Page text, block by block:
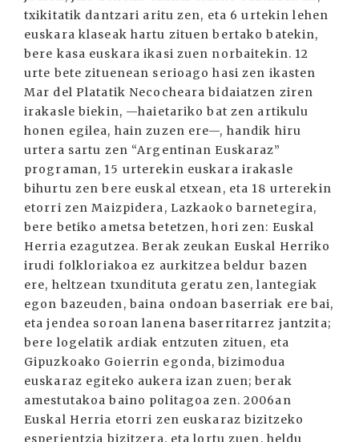
txikitatik dantzari aritu zen, eta 6 urtekin lehen
euskara klaseak hartu zituen bertako batekin,
bere kasa euskara ikasi zuen norbaitekin. 12
urte bete zituenean serioago hasi zen ikasten
Mar del Platatik Necocheara bidaiatzen ziren
irakasle biekin, —haietariko bat zen artikulu
honen egilea, hain zuzen ere—, handik hiru
urtera sartu zen “Argentinan Euskaraz”
programan, 15 urterekin euskara irakasle
bihurtu zen bere euskal etxean, eta 18 urterekin
etorri zen Maizpidera, Lazkaoko barnetegira,
bere betiko ametsa betetzen, hori zen: Euskal
Herria ezagutzea. Berak zeukan Euskal Herriko
irudi folkloriakoa ez aurkitzea beldur bazen
ere, heltzean txundituta geratu zen, lantegiak
egon bazeuden, baina ondoan baserriak ere bai,
eta jendea soroan lanena baserritarrez jantzita;
bere logelatik ardiak entzuten zituen, eta
Gipuzkoako Goierrin egonda, bizimodua
euskaraz egiteko aukera izan zuen; berak
amestutakoa baino politagoa zen. 2006an
Euskal Herria etorri zen euskaraz bizitzeko
esperientzia bizitzera, eta lortu zuen, heldu